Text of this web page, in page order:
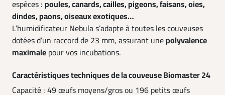
espèces : poules, canards, cailles, pigeons, faisans, oies,
dindes, paons, oiseaux exotiques…
L’humidificateur Nebula s’adapte à toutes les couveuses
dotées d’un raccord de 23 mm, assurant unepolyvalence
maximale pour vos incubations.
Caractéristiques techniques de la couveuse Biomaster 24
Capacité : 49 œufs moyens/gros ou 196 petits œufs